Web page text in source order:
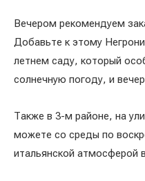
Вечером рекомендуем
Добавьте к этому
летнем саду, который
солнечную погоду, и
Также в 3-м районе, на
можете со среды по
итальянской атмосферой